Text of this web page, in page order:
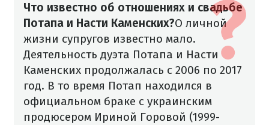
Что известно об отношениях и свадьбе
Потапа и Насти Каменских?О личной
жизни супругов известно мало.
Деятельность дуэта Потапа и Насти
Каменских продолжалась с 2006 по 2017
год. В то время Потап находился в
официальном браке с украинским
продюсером Ириной Горовой (1999-